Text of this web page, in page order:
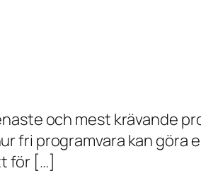
och mest krävande
fri programvara kan göra
för […]